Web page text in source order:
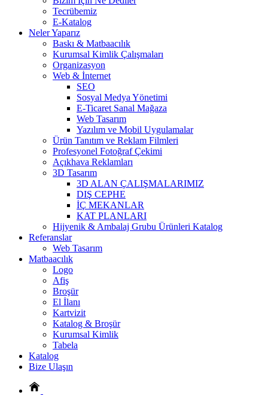
Tecrübemiz
E-Katalog
Neler Yaparız
Baskı & Matbaacılık
Kurumsal Kimlik Çalışmaları
Organizasyon
Web & İnternet
SEO
Sosyal Medya Yönetimi
E-Ticaret Sanal Mağaza
Web Tasarım
Yazılım ve Mobil Uygulamalar
Ürün Tanıtım ve Reklam Filmleri
Profesyonel Fotoğraf Çekimi
Açıkhava Reklamları
3D Tasarım
3D ALAN ÇALIŞMALARIMIZ
DIŞ CEPHE
İÇ MEKANLAR
KAT PLANLARI
Hijyenik & Ambalaj Grubu Ürünleri Katalog
Referanslar
Web Tasarım
Matbaacılık
Logo
Afiş
Broşür
El İlanı
Kartvizit
Katalog & Broşür
Kurumsal Kimlik
Tabela
Katalog
Bize Ulaşın